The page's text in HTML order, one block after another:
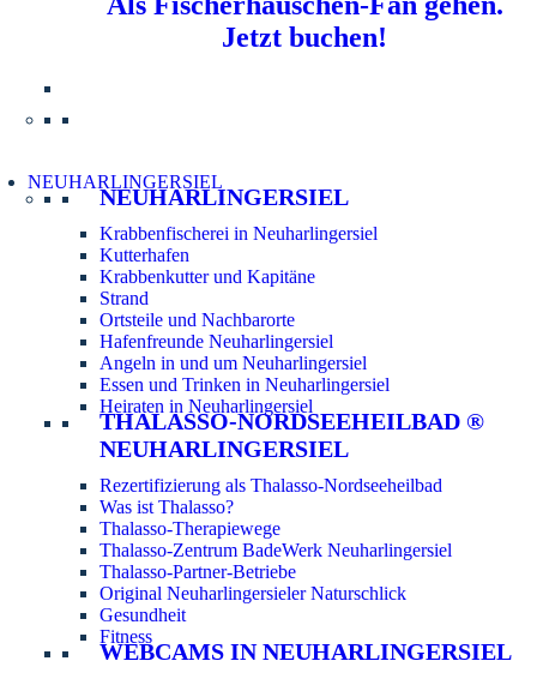
Jetzt buchen!
NEUHARLINGERSIEL
NEUHARLINGERSIEL
Krabbenfischerei in Neuharlingersiel
Kutterhafen
Krabbenkutter und Kapitäne
Strand
Ortsteile und Nachbarorte
Hafenfreunde Neuharlingersiel
Angeln in und um Neuharlingersiel
Essen und Trinken in Neuharlingersiel
Heiraten in Neuharlingersiel
THALASSO-NORDSEEHEILBAD ®
NEUHARLINGERSIEL
Rezertifizierung als Thalasso-Nordseeheilbad
Was ist Thalasso?
Thalasso-Therapiewege
Thalasso-Zentrum BadeWerk Neuharlingersiel
Thalasso-Partner-Betriebe
Original Neuharlingersieler Naturschlick
Gesundheit
Fitness
WEBCAMS IN NEUHARLINGERSIEL